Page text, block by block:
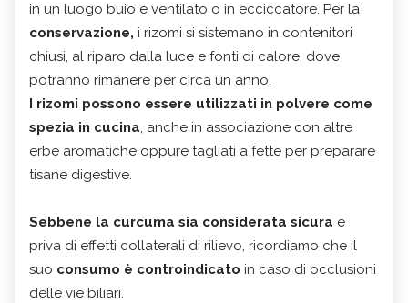
in un luogo buio e ventilato o in ecciccatore. Per la
conservazione, i rizomi si sistemano in contenitori
chiusi, al riparo dalla luce e fonti di calore, dove
potranno rimanere per circa un anno.
I rizomi possono essere utilizzati in polvere come
spezia in cucina, anche in associazione con altre
erbe aromatiche oppure tagliati a fette per preparare
tisane digestive.
Sebbene la curcuma sia considerata sicura e
priva di effetti collaterali di rilievo, ricordiamo che il
suo consumo è controindicato in caso di occlusioni
delle vie biliari.